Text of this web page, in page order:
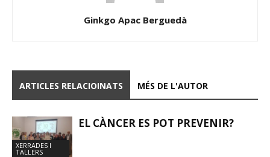
Ginkgo Apac Berguedà
ARTICLES RELACIOINATS MÉS DE L'AUTOR
XERRADES I
TALLERS
EL CÀNCER ES POT PREVENIR?